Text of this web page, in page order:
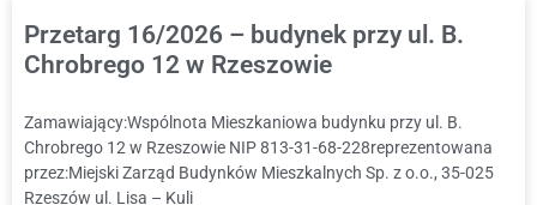
Przetarg 16/2026 – budynek przy ul. B.
Chrobrego 12 w Rzeszowie
Zamawiający:Wspólnota Mieszkaniowa budynku przy ul. B.
Chrobrego 12 w Rzeszowie NIP 813-31-68-228reprezentowana
przez:Miejski Zarząd Budynków Mieszkalnych Sp. z o.o., 35-025
Rzeszów ul. Lisa – Kuli